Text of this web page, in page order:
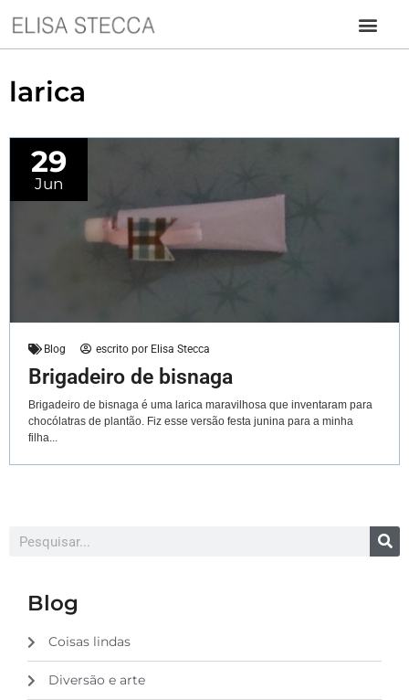
larica
Blog escrito por Elisa Stecca
Brigadeiro de bisnaga
Brigadeiro de bisnaga é uma larica maravilhosa que inventaram para
chocólatras de plantão. Fiz esse versão festa junina para a minha
filha...
29
Jun
Blog
Coisas lindas
Diversão e arte